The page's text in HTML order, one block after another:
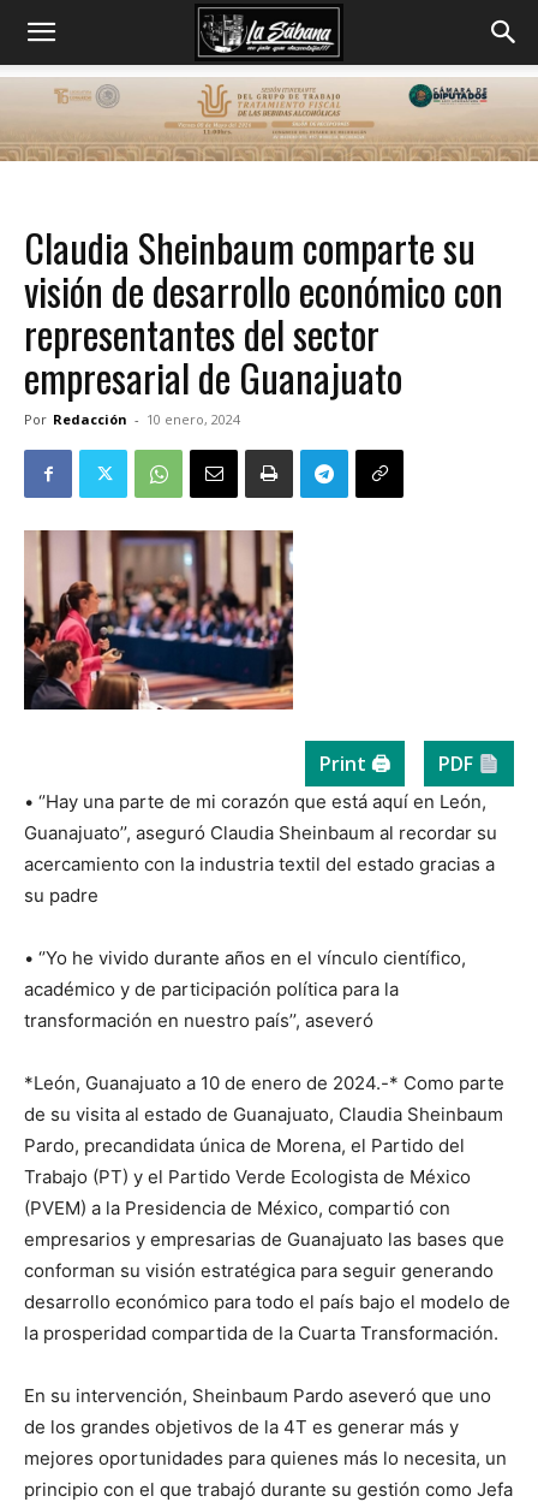
Claudia Sheinbaum comparte su
visión de desarrollo económico con
representantes del sector
empresarial de Guanajuato
Por Redacción - 10 enero, 2024
Print 🖨 PDF
• ‘’Hay una parte de mi corazón que está aquí en León,
Guanajuato’’, aseguró Claudia Sheinbaum al recordar su
acercamiento con la industria textil del estado gracias a
su padre
• ‘’Yo he vivido durante años en el vínculo científico,
académico y de participación política para la
transformación en nuestro país’’, aseveró
*León, Guanajuato a 10 de enero de 2024.-* Como parte
de su visita al estado de Guanajuato, Claudia Sheinbaum
Pardo, precandidata única de Morena, el Partido del
Trabajo (PT) y el Partido Verde Ecologista de México
(PVEM) a la Presidencia de México, compartió con
empresarios y empresarias de Guanajuato las bases que
conforman su visión estratégica para seguir generando
desarrollo económico para todo el país bajo el modelo de
la prosperidad compartida de la Cuarta Transformación.
En su intervención, Sheinbaum Pardo aseveró que uno
de los grandes objetivos de la 4T es generar más y
mejores oportunidades para quienes más lo necesita, un
principio con el que trabajó durante su gestión como Jefa